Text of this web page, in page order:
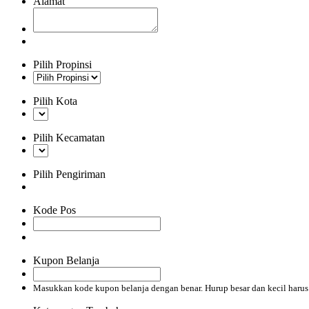
Pilih Propinsi
Pilih Kota
Pilih Kecamatan
Pilih Pengiriman
Kode Pos
Kupon Belanja
Masukkan kode kupon belanja dengan benar. Hurup besar dan kecil harus